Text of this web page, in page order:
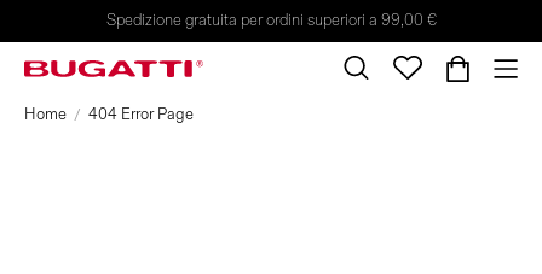
Spedizione gratuita per ordini superiori a 99,00 €
Home 404 Error Page